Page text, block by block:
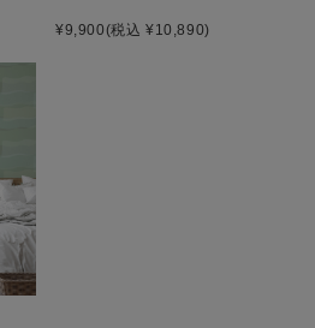
¥9,900(税込 ¥10,890)